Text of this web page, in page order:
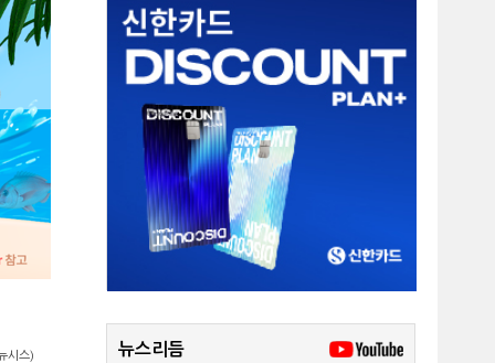
시스) 뉴스리듬